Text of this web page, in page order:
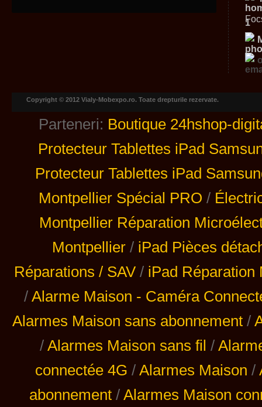
Copyright © 2012 Vialy-Mobexpo.ro. Toate drepturile rezervate.
Parteneri: Boutique 24hshop-
Protecteur Tablettes iPad
Protecteur Tablettes iPad
Montpellier Spécial PRO /
Montpellier Réparation
Montpellier / iPad Pièces
Réparations / SAV / iPad Réparation
/ Alarme Maison - Caméra
Alarmes Maison sans abonnement /
/ Alarmes Maison sans fil /
connectée 4G / Alarmes Maison /
abonnement / Alarmes Maison